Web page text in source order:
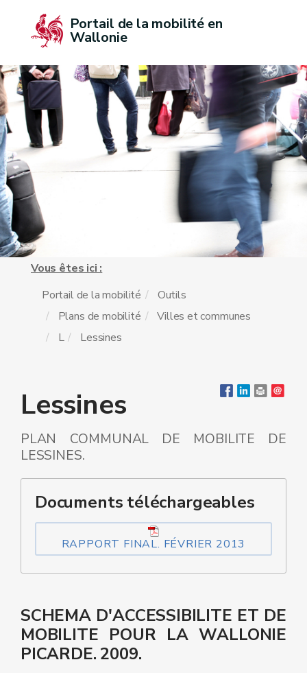
Portail de la mobilité en
Wallonie
Vous êtes ici :
Portail de la mobilité
Outils
Plans de mobilité
Villes et communes
L
Lessines
Lessines
PLAN COMMUNAL DE MOBILITE DE
LESSINES.
Documents téléchargeables
RAPPORT FINAL. FÉVRIER 2013
SCHEMA D'ACCESSIBILITE ET DE
MOBILITE POUR LA WALLONIE
PICARDE. 2009.